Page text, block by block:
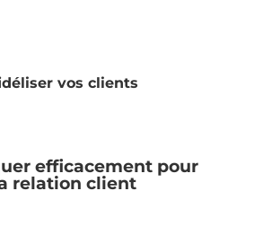
vos clients
efficacement pour
relation client